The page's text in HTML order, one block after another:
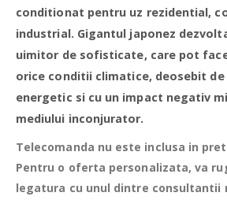
conditionat pentru uz rezidential,
industrial. Gigantul japonez
uimitor de sofisticate, care pot
orice conditii climatice, deosebit
energetic si cu un impact negativ
mediului inconjurator.
Telecomanda nu este inclusa in
Pentru o oferta personalizata, va
legatura cu unul dintre consultantii